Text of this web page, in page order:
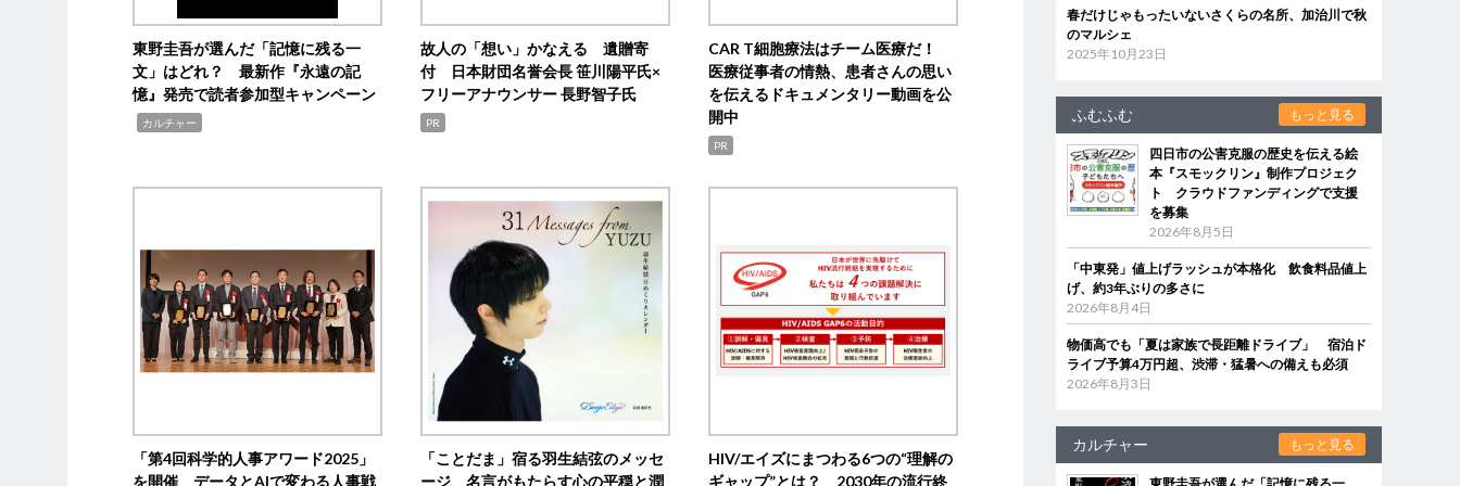
東野圭吾が選んだ「記憶に残る一
文」はどれ？ 最新作『永遠の記
憶』発売で読者参加型キャンペーン
カルチャー
故人の「想い」かなえる 遺贈寄
付 日本財団名誉会長 笹川陽平氏×
フリーアナウンサー 長野智子氏
PR
CAR T細胞療法はチーム医療だ！
医療従事者の情熱、患者さんの思い
を伝えるドキュメンタリー動画を公
開中
PR
「第4回科学的人事アワード2025」
を開催 データとAIで変わる人事戦
「ことだま」宿る羽生結弦のメッセ
ージ 名言がもたらす心の平穏と潤
HIV/エイズにまつわる6つの“理解の
ギャップ”とは？ 2030年の流行終
春だけじゃもったいないさくらの名所、加治川で秋
のマルシェ
2025年10月23日
ふむふむ もっと見る
四日市の公害克服の歴史を伝える絵
本『スモックリン』制作プロジェク
ト クラウドファンディングで支援
を募集
2026年8月5日
「中東発」値上げラッシュが本格化 飲食料品値上
げ、約3年ぶりの多さに
2026年8月4日
物価高でも「夏は家族で長距離ドライブ」 宿泊ド
ライブ予算4万円超、渋滞・猛暑への備えも必須
2026年8月3日
カルチャー もっと見る